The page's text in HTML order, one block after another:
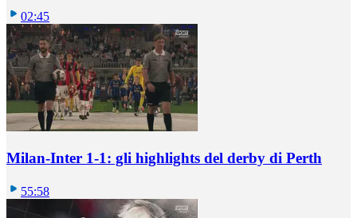
02:45
Milan-Inter 1-1: gli highlights del derby di Perth
55:58